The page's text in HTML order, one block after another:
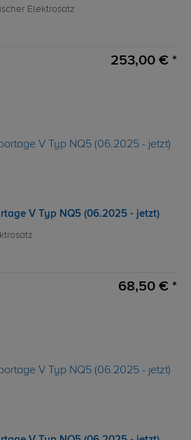
Elektrosatz
253,00 € *
V Typ NQ5 (06.2025 - jetzt)
68,50 € *